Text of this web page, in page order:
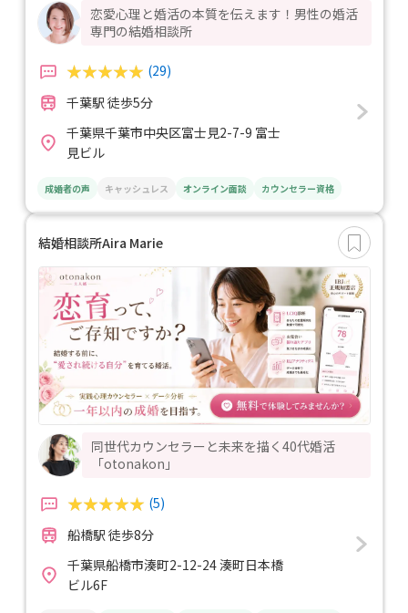
恋愛心理と婚活の本質を伝えます！男性の婚活
専門の結婚相談所
(29)
千葉駅 徒歩5分
千葉県千葉市中央区富士見2-7-9 富士
見ビル
成婚者の声 キャッシュレス オンライン面談 カウンセラー資格
結婚相談所Aira Marie
同世代カウンセラーと未来を描く40代婚活
「otonakon」
(5)
船橋駅 徒歩8分
千葉県船橋市湊町2-12-24 湊町日本橋
ビル6F